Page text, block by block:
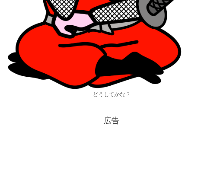
どうしてかな？
広告